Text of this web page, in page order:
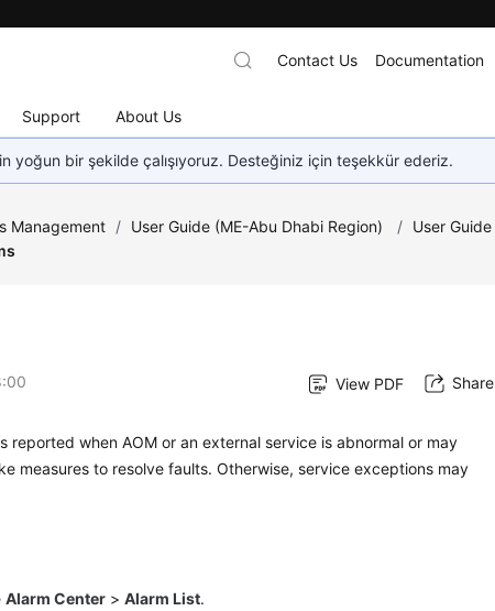
Support About Us
Contact Us Documentation
bir şekilde çalışıyoruz. Desteğiniz için teşekkür ederiz.
Management / User Guide (ME-Abu Dhabi Region) / User Guide
View PDF Share
reported when AOM or an external service is abnormal or may
measures to resolve faults. Otherwise, service exceptions may
Alarm Center >Alarm List.